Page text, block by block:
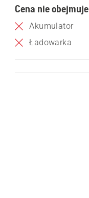
Cena nie obejmuje
Akumulator
Ładowarka